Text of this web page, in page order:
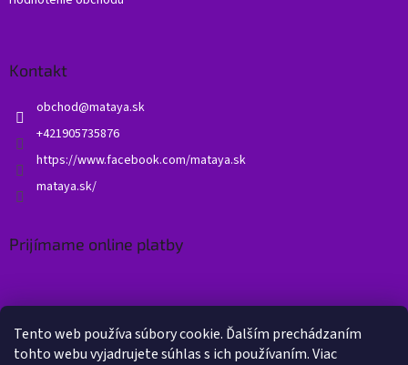
Tento web používa súbory cookie. Ďalším prechádzaním
tohto webu vyjadrujete súhlas s ich používaním. Viac
Kontakt
obchod@mataya.sk
+421905735876
https://www.facebook.com/mataya.sk
mataya.sk/
Prijímame online platby